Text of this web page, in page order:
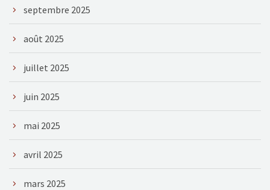
septembre 2025
août 2025
juillet 2025
juin 2025
mai 2025
avril 2025
mars 2025